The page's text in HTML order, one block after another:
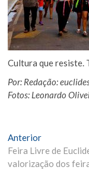
Cultura que resiste.
Por: Redação:
Fotos: Leonardo
Navegação
de
AnteriorMatéria
Anterior:
Feira Livre de
valorização dos